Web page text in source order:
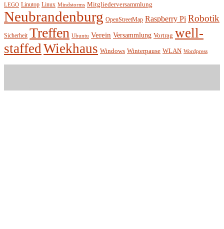
LEGO Linutop Linux Mindstorms Mitgliederversammlung
Neubrandenburg OpenStreetMap Raspberry Pi Robotik
Sicherheit Treffen Ubuntu Verein Versammlung Vortrag well-
staffedWiekhaus Windows Winterpause WLAN Wordpress